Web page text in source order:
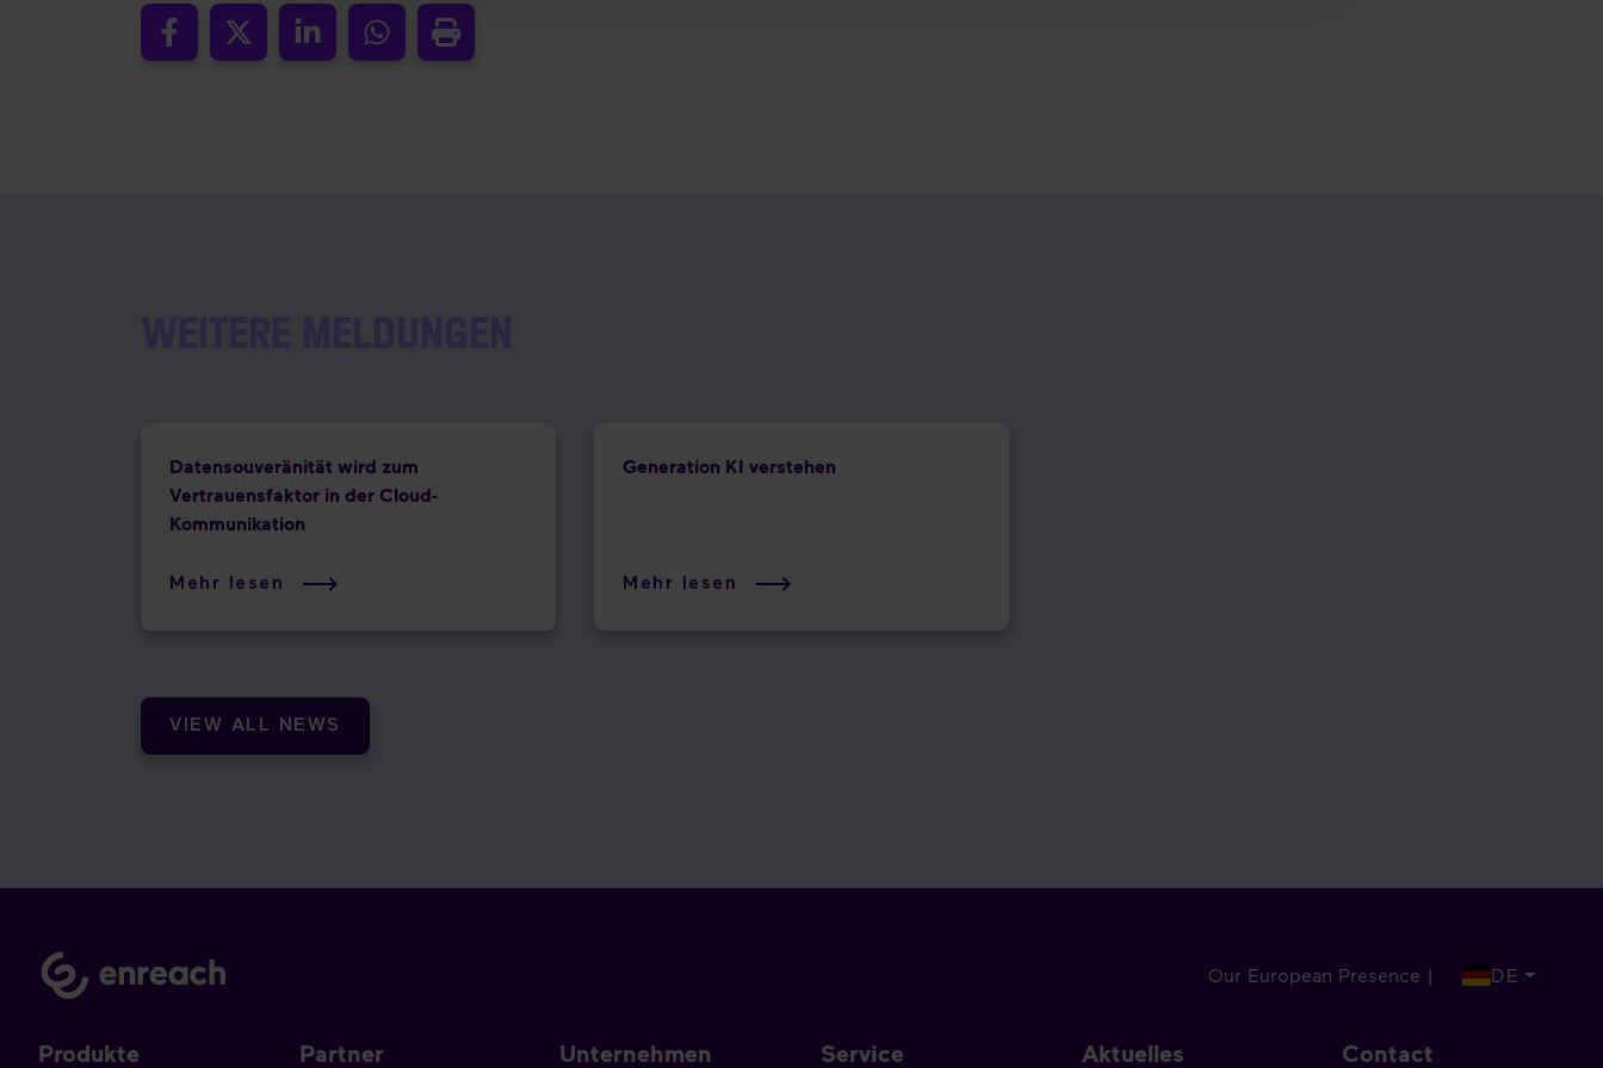
Datensouveränität wird zum
Vertrauensfaktor in der Cloud-
Kommunikation
Mehr lesen
Generation KI verstehen
Mehr lesen
VIEW ALL NEWS
Our European Presence | DE
Produkte Partner Unternehmen Service Aktuelles Contact